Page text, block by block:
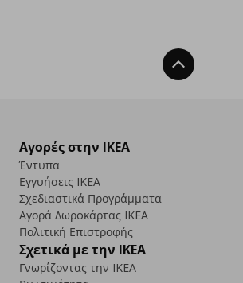
Back To Top
Αγορές στην IKEA
Έντυπα
Εγγυήσεις IKEA
Σχεδιαστικά Προγράμματα
Αγορά Δωρoκάρτας IKEA
Πολιτική Επιστροφής
Σχετικά με την IKEA
Γνωρίζοντας την IKEA